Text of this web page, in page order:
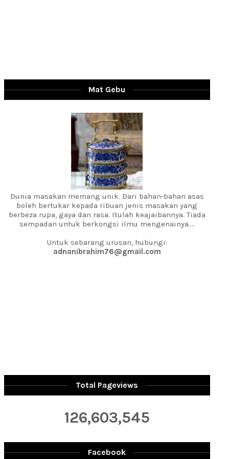
Mat Gebu
Dunia masakan memang unik. Dari bahan-bahan asas
boleh bertukar kepada ribuan jenis masakan yang
berbeza rupa, gaya dan rasa. Itulah keajaibannya. Tiada
sempadan untuk berkongsi ilmu mengenainya....
Untuk sebarang urusan, hubungi:
adnanibrahim76@gmail.com
Total Pageviews
126,603,545
Facebook